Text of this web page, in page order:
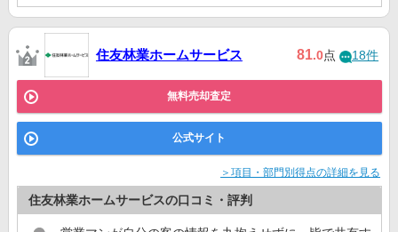
住友林業ホームサービス 81.0点 18件
無料売却査定
公式サイト
＞項目・部門別得点の詳細を見る
住友林業ホームサービスの口コミ・評判